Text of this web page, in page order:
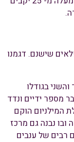
שישנם. דגמנו
בגודלו
המאה ה- 19 ומאז עבר מספר ידיים ונדד
המילניום הוקם
נבנה גם מרכז
רבים של ענבים